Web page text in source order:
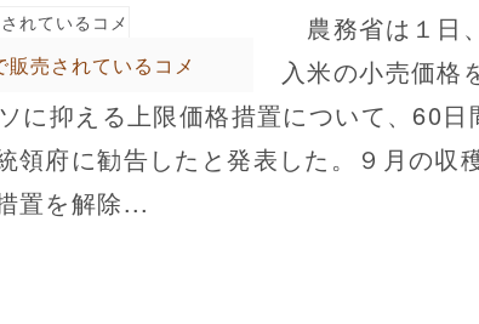
販売されているコメ
農務省は１日
入米の小売価格
に抑える上限価格措置について、60日
領府に勧告したと発表した。９月の収
置を解除...